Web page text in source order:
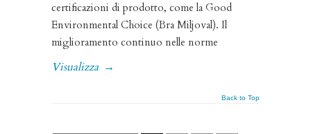
certificazioni di prodotto, come la Good
Environmental Choice (Bra Miljoval). Il
miglioramento continuo nelle norme
Visualizza →
Back to Top